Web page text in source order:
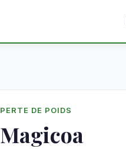
PERTE DE POIDS
Magicoa